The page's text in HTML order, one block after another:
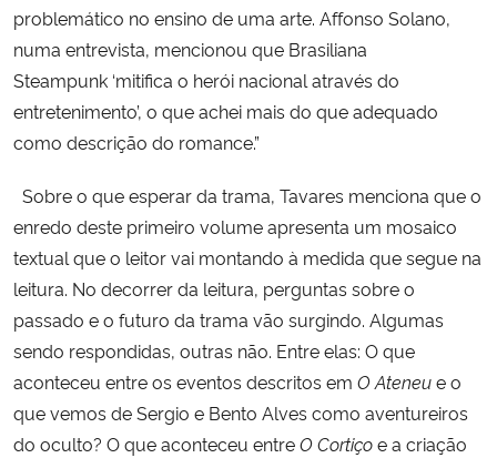
problemático no ensino de uma arte. Affonso Solano,
numa entrevista, mencionou que Brasiliana
Steampunk ‘mitifica o herói nacional através do
entretenimento’, o que achei mais do que adequado
como descrição do romance.”
Sobre o que esperar da trama, Tavares menciona que o
enredo deste primeiro volume apresenta um mosaico
textual que o leitor vai montando à medida que segue na
leitura. No decorrer da leitura, perguntas sobre o
passado e o futuro da trama vão surgindo. Algumas
sendo respondidas, outras não. Entre elas: O que
aconteceu entre os eventos descritos em O Ateneue o
que vemos de Sergio e Bento Alves como aventureiros
do oculto? O que aconteceu entreO Cortiçoe a criação